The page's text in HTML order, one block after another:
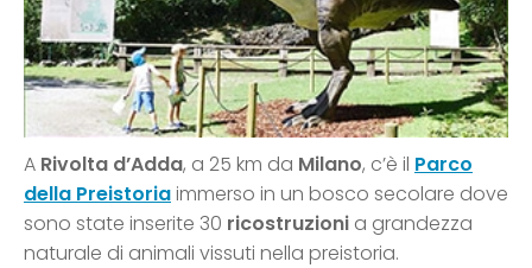
A Rivolta d’Adda, a 25 km da Milano, c’è il Parco
della Preistoriaimmerso in un bosco secolare dove
sono state inserite 30 ricostruzioni a grandezza
naturale di animali vissuti nella preistoria.